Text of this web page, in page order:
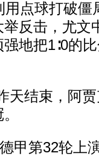
点球打破僵
反击，尤文
地把1∶0的
结束，阿贾
第32轮上